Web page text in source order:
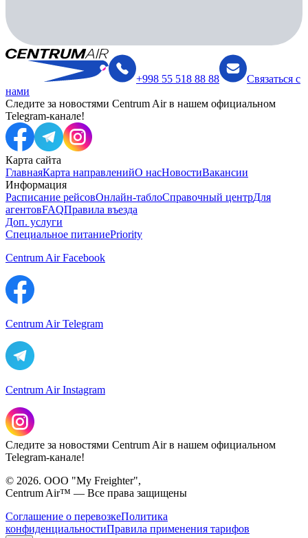
+998 55 518 88 88
Связаться с
нами
Следите за новостями Centrum Air в нашем официальном
Telegram-канале!
Карта сайта
ГлавнаяКарта направленийО насНовостиВакансии
Информация
Расписание рейсовОнлайн-таблоСправочный центрДля
агентовFAQПравила въезда
Доп. услуги
Специальное питаниеPriority
Centrum Air Facebook
Centrum Air Telegram
Centrum Air Instagram
Следите за новостями Centrum Air в нашем официальном
Telegram-канале!
© 2026. ООО "My Freighter",
Centrum Air™ — Все права защищены
Соглашение о перевозкеПолитика
конфиденциальностиПравила применения тарифов